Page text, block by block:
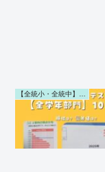
【全統小・全統中】勉強・結果 (第一子)